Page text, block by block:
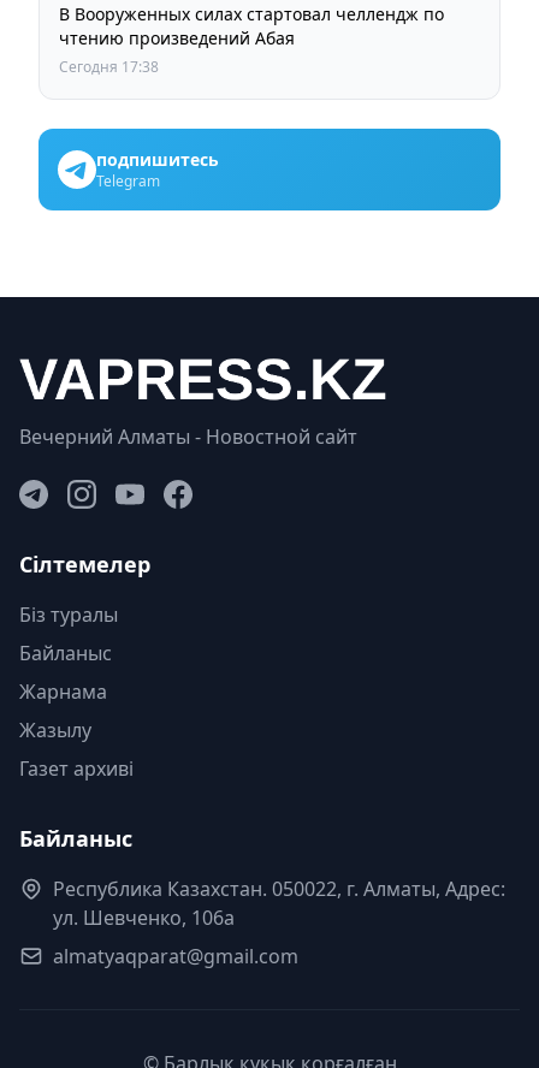
В Вооруженных силах стартовал челлендж по
чтению произведений Абая
Сегодня 17:38
подпишитесь
Telegram
Вечерний Алматы - Новостной сайт
Сілтемелер
Біз туралы
Байланыс
Жарнама
Жазылу
Газет архиві
Байланыс
Республика Казахстан. 050022, г. Алматы, Адрес:
ул. Шевченко, 106а
almatyaqparat@gmail.com